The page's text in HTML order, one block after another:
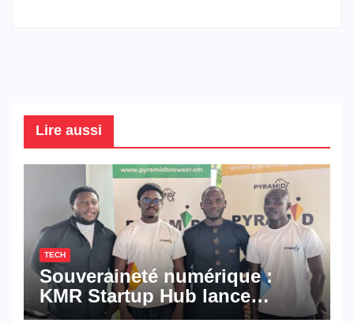
Lire aussi
TECH
Souveraineté numérique :
KMR Startup Hub lance
Pyramid Browser et Pyramid